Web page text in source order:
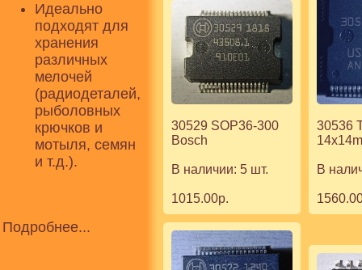
Идеально
подходят для
хранения
различных
мелочей
(радиодеталей,
рыболовных
крючков и
мотыля, семян
и т.д.).
Подробнее...
30529 SOP36-300
Bosch
В наличии: 5 шт.
1015.00р.
30536
В